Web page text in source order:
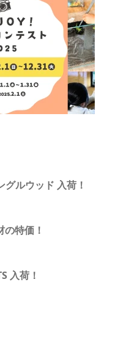
グルウッド 入荷！
特価！
入荷！